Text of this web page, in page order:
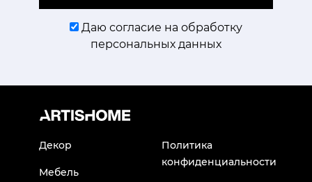
Даю согласие на обработку
персональных данных
Декор
Мебель
Политика
конфиденциальности